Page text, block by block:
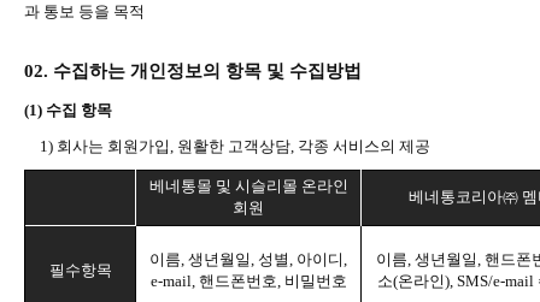
과 통보 등을 목적
02. 수집하는 개인정보의 항목 및 수집방법
(1) 수집 항목
1) 회사는 회원가입 원활한 고객상담 각종 서비스의 제공
베네통몰 및 시슬리몰 온라인
회원
베네통코리아㈜
필수항목
이름, 생년월일, 성별, 아이디,
e-mail, 핸드폰번호, 비밀번호
이름, 생년월일, 핸드폰
소(온라인), SMS/e-mail